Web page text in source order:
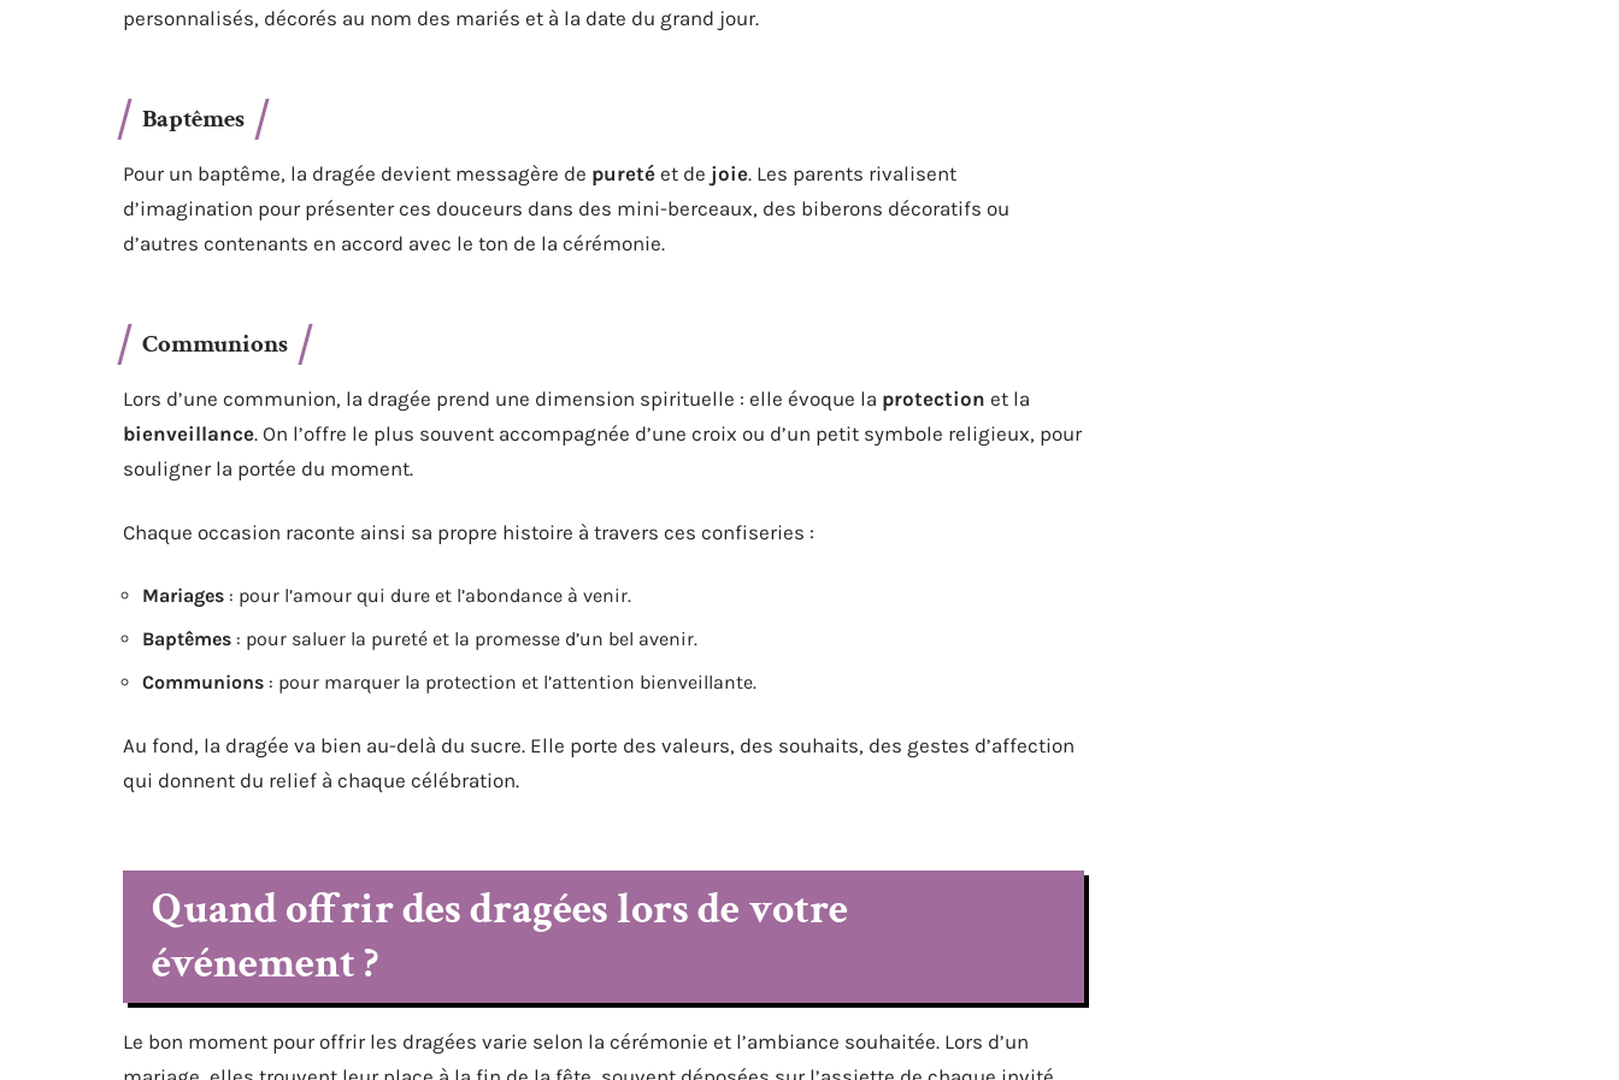
personnalisés, décorés au nom des mariés et à la date du grand jour.
Baptêmes
Pour un baptême, la dragée devient messagère de pureté et de joie. Les parents rivalisent
d’imagination pour présenter ces douceurs dans des mini-berceaux, des biberons décoratifs ou
d’autres contenants en accord avec le ton de la cérémonie.
Communions
Lors d’une communion, la dragée prend une dimension spirituelle : elle évoque la protection et la
bienveillance. On l’offre le plus souvent accompagnée d’une croix ou d’un petit symbole religieux, pour
souligner la portée du moment.
Chaque occasion raconte ainsi sa propre histoire à travers ces confiseries :
Mariages : pour l’amour qui dure et l’abondance à venir.
Baptêmes : pour saluer la pureté et la promesse d’un bel avenir.
Communions : pour marquer la protection et l’attention bienveillante.
Au fond, la dragée va bien au-delà du sucre. Elle porte des valeurs, des souhaits, des gestes d’affection
qui donnent du relief à chaque célébration.
Quand offrir des dragées lors de votre
événement ?
Le bon moment pour offrir les dragées varie selon la cérémonie et l’ambiance souhaitée. Lors d’un